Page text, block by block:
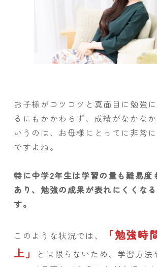
お子様がコツコツと真面目に勉強
るにもかかわらず、成績がなかな
いうのは、お母様にとってに非常
ですよね。
特に中学2年生は学習の量も難易度
あり、勉強の成果が表れにくくな
す。
このような状況では、
「勉強時
上」
とは限らないため、学習方法